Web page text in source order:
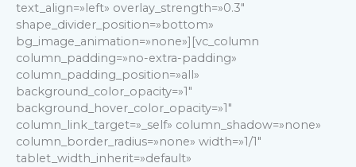
text_align=»left» overlay_strength=»0.3″
shape_divider_position=»bottom»
bg_image_animation=»none»][vc_column
column_padding=»no-extra-padding»
column_padding_position=»all»
background_color_opacity=»1″
background_hover_color_opacity=»1″
column_link_target=»_self» column_shadow=»none»
column_border_radius=»none» width=»1/1″
tablet_width_inherit=»default»